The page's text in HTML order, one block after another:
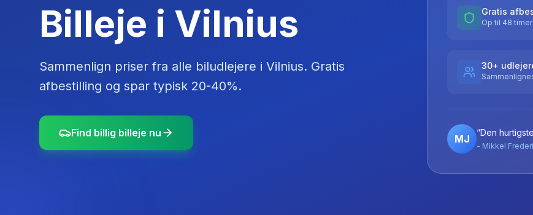
Billeje i Vilnius
Sammenlign priser fra alle biludlejere i Vilnius. Gratis
afbestilling og spar typisk 20-40%.
Find billig billeje nu
Gratis
Op til 48
30+
MJ
“Den
- Mikkel